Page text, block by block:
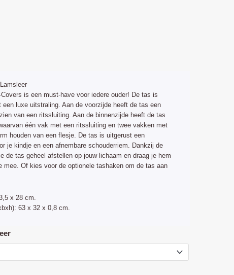
is een must-have voor iedere ouder! De tas is
luxe uitstraling. Aan de voorzijde heeft de tas een
van een ritssluiting. Aan de binnenzijde heeft de tas
één vak met een ritssluiting en twee vakken met
houden van een flesje. De tas is uitgerust een
je kindje en een afnembare schouderriem. Dankzij de
de tas geheel afstellen op jouw lichaam en draag je hem
mee. Of kies voor de optionele tashaken om de tas aan
x 28 cm.
63 x 32 x 0,8 cm.